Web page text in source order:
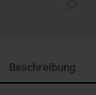
Beschreibung